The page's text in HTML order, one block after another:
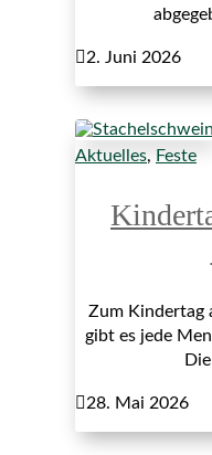
2. Juni 2026
Aktuelles, Feste
Zum Kindertag
gibt es jede
28. Mai 2026